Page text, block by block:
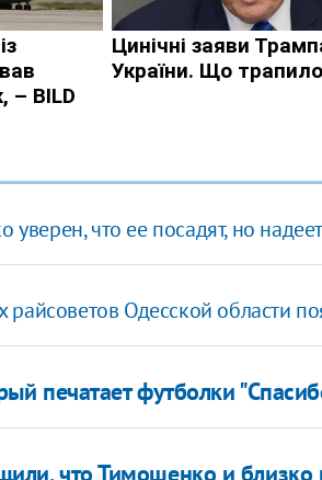
уверен, что ее посадят, но
райсоветов Одесской области
печатает футболки
что Тимошенко и близко